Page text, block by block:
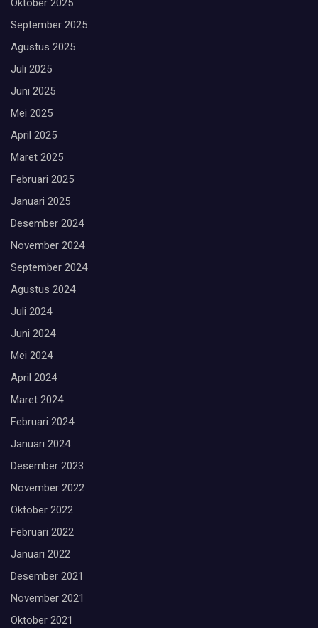
Oktober 2025
September 2025
Agustus 2025
Juli 2025
Juni 2025
Mei 2025
April 2025
Maret 2025
Februari 2025
Januari 2025
Desember 2024
November 2024
September 2024
Agustus 2024
Juli 2024
Juni 2024
Mei 2024
April 2024
Maret 2024
Februari 2024
Januari 2024
Desember 2023
November 2022
Oktober 2022
Februari 2022
Januari 2022
Desember 2021
November 2021
Oktober 2021